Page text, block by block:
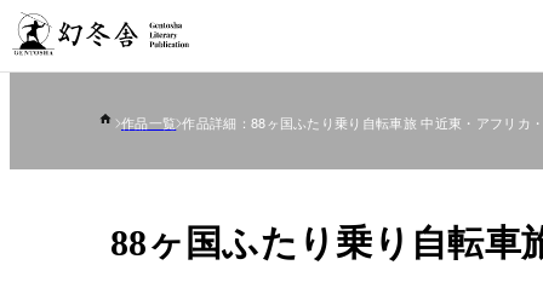
作品一覧 作品詳細：88ヶ国ふたり乗り自転車旅 中近東・アフリカ
88ヶ国ふたり乗り自転車